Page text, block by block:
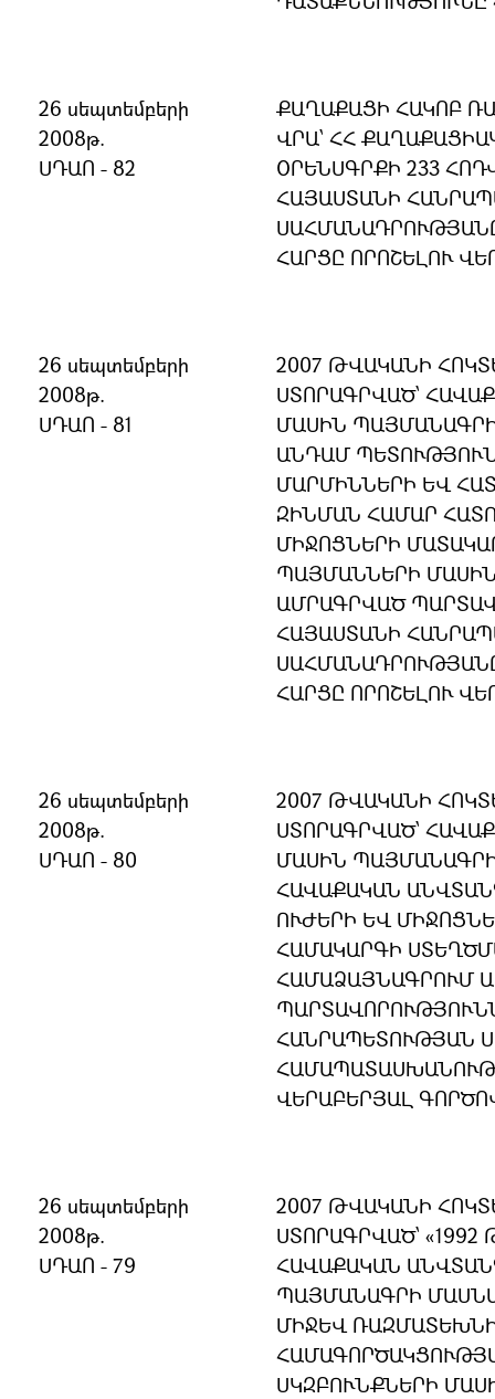
26 սեպտեմբերի
2008թ.
ՍԴԱՈ - 82
ՔԱՂԱՔԱՑԻ ՀԱԿՈԲ
ՎՐԱ՝ ՀՀ
ՕՐԵՆՍԳՐՔԻ 233
ՀԱՅԱՍՏԱՆԻ
ՀԱՐՑԸ ՈՐՈՇԵԼՈՒ
26 սեպտեմբերի
2008թ.
ՍԴԱՈ - 81
2007 ԹՎԱԿԱՆԻ
ՍՏՈՐԱԳՐՎԱԾ՝
ՄԱՍԻՆ
ԱՆԴԱՄ
ՄԱՐՄԻՆՆԵՐԻ ԵՎ
ԶԻՆՄԱՆ ՀԱՄԱՐ
ՄԻՋՈՑՆԵՐԻ
ՊԱՅՄԱՆՆԵՐԻ
ԱՄՐԱԳՐՎԱԾ
ՀԱՅԱՍՏԱՆԻ
ՀԱՐՑԸ ՈՐՈՇԵԼՈՒ
26 սեպտեմբերի
2008թ.
ՍԴԱՈ - 80
2007 ԹՎԱԿԱՆԻ
ՍՏՈՐԱԳՐՎԱԾ՝
ՄԱՍԻՆ
ՀԱՎԱՔԱԿԱՆ
ՈՒԺԵՐԻ ԵՎ
ՀԱՄԱԿԱՐԳԻ
ՀԱՄԱՁԱՅՆԱԳՐՈՒՄ
ՀԱՆՐԱՊԵՏՈՒԹՅԱՆ
ՎԵՐԱԲԵՐՅԱԼ
26 սեպտեմբերի
2008թ.
ՍԴԱՈ - 79
2007 ԹՎԱԿԱՆԻ
ՍՏՈՐԱԳՐՎԱԾ՝ «1992
ՀԱՎԱՔԱԿԱՆ
ՊԱՅՄԱՆԱԳՐԻ
ՄԻՋԵՎ
ՍԿԶԲՈՒՆՔՆԵՐԻ